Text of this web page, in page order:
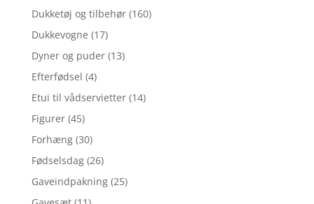
Dukketøj og tilbehør (160)
Dukkevogne (17)
Dyner og puder (13)
Efterfødsel (4)
Etui til vådservietter (14)
Figurer (45)
Forhæng (30)
Fødselsdag (26)
Gaveindpakning (25)